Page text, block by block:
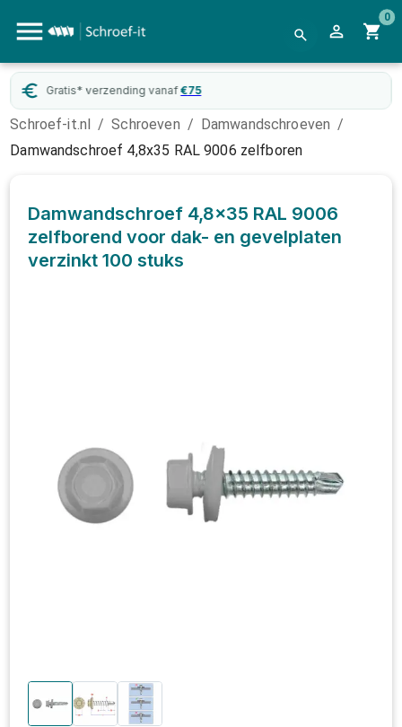
0
Gratis* verzending vanaf €75
Schroef-it.nl / Schroeven / Damwandschroeven /
Damwandschroef 4,8x35 RAL 9006 zelfboren
Damwandschroef 4,8x35 RAL 9006
zelfborend voor dak- en gevelplaten
verzinkt 100 stuks